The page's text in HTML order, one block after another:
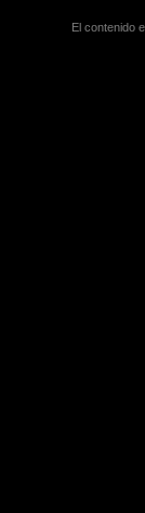
El contenido